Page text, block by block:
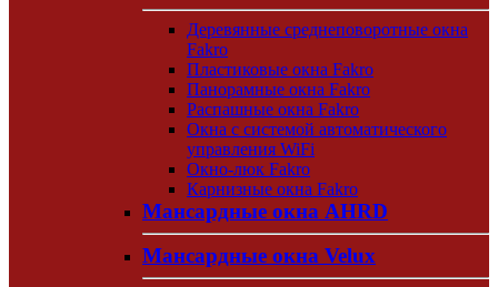
Деревянные среднеповоротные окна
Fakro
Пластиковые окна Fakro
Панорамные окна Fakro
Распашные окна Fakro
Окна с системой автоматического
управления WiFi
Окно-люк Fakro
Карнизные окна Fakro
Мансардные окна AHRD
Мансардные окна Velux